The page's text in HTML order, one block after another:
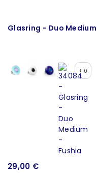
Glasring - Duo Medium
+10
29,00 €